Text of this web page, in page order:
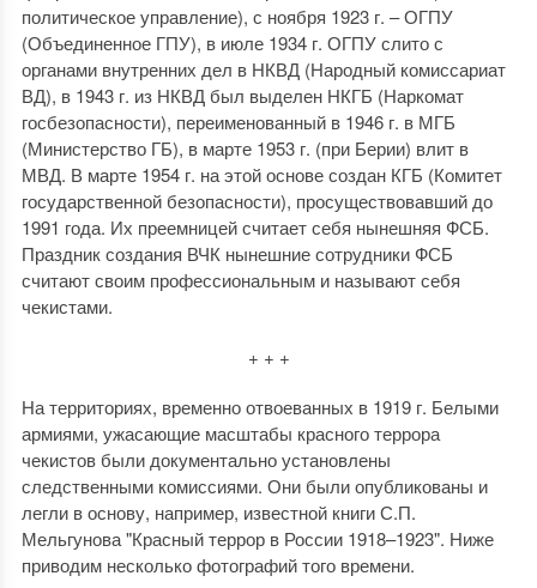
политическое управление), с ноября 1923 г. – ОГПУ
(Объединенное ГПУ), в июле 1934 г. ОГПУ слито с
органами внутренних дел в НКВД (Народный комиссариат
ВД), в 1943 г. из НКВД был выделен НКГБ (Наркомат
госбезопасности), переименованный в 1946 г. в МГБ
(Министерство ГБ), в марте 1953 г. (при Берии) влит в
МВД. В марте 1954 г. на этой основе создан КГБ (Комитет
государственной безопасности), просуществовавший до
1991 года. Их преемницей считает себя нынешняя ФСБ.
Праздник создания ВЧК нынешние сотрудники ФСБ
считают своим профессиональным и называют себя
чекистами.
+ + +
На территориях, временно отвоеванных в 1919 г. Белыми
армиями, ужасающие масштабы красного террора
чекистов были документально установлены
следственными комиссиями. Они были опубликованы и
легли в основу, например, известной книги С.П.
Мельгунова "Красный террор в России 1918–1923". Ниже
приводим несколько фотографий того времени.